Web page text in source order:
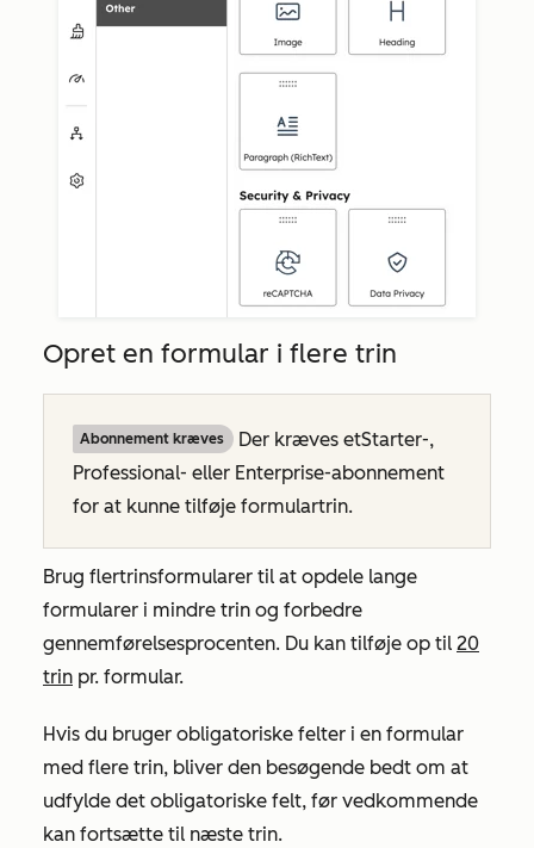
Opret en formular i flere trin
Abonnement kræves Der kræves etStarter-,
Professional- eller Enterprise-abonnement
for at kunne tilføje formulartrin.
Brug flertrinsformularer til at opdele lange
formularer i mindre trin og forbedre
gennemførelsesprocenten. Du kan tilføje op til 20
trin pr. formular.
Hvis du bruger obligatoriske felter i en formular
med flere trin, bliver den besøgende bedt om at
udfylde det obligatoriske felt, før vedkommende
kan fortsætte til næste trin.